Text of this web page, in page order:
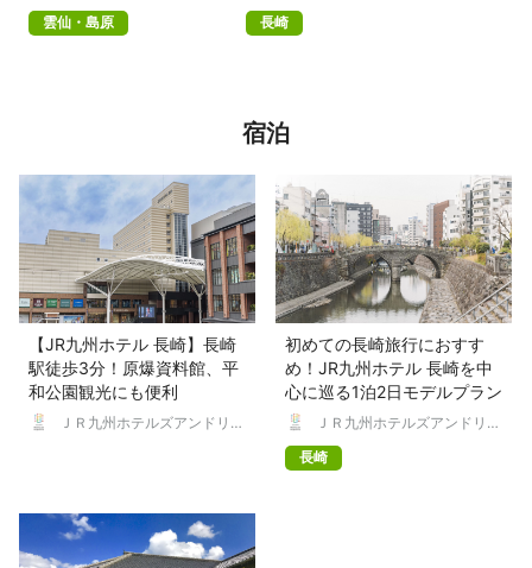
Resorts
雲仙・島原
長崎
宿泊
【JR九州ホテル 長崎】長崎
駅徒歩3分！原爆資料館、平
和公園観光にも便利
ＪＲ九州ホテルズアンドリゾ
ーツ株式会社
初めての長崎旅行におすす
め！JR九州ホテル 長崎を中
心に巡る1泊2日モデルプラン
ＪＲ九州ホテルズアンドリゾ
ーツ株式会社
長崎